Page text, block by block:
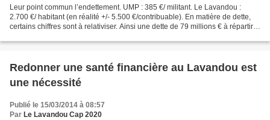
Leur point commun l’endettement. UMP : 385 €/ militant. Le Lavandou :
2.700 €/ habitant (en réalité +/- 5.500 €/contribuable). En matière de dette,
certains chiffres sont à relativiser. Ainsi une dette de 79 millions € à répartir
Redonner une santé financière au Lavandou est
une nécessité
Publié le 15/03/2014 à 08:57
Par Le Lavandou Cap 2020